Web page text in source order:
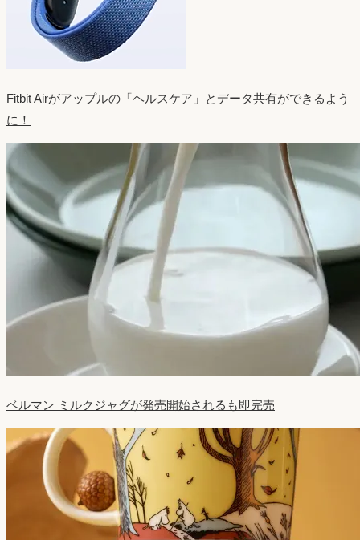
Fitbit Airがアップルの「ヘルスケア」とデータ共有ができるよう
に！
ベルマン ミルクジャグが発売開始されるも即完売